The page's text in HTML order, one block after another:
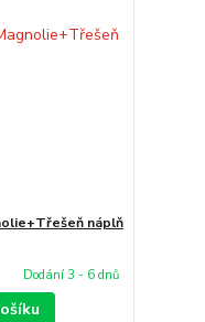
náplň
Dodání 3 - 6 dnů